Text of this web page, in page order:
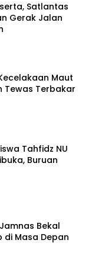
Satlantas
Gerak Jalan
Maut
Tewas Terbakar
Tahfidz NU
Buruan
Bekal
di Masa Depan